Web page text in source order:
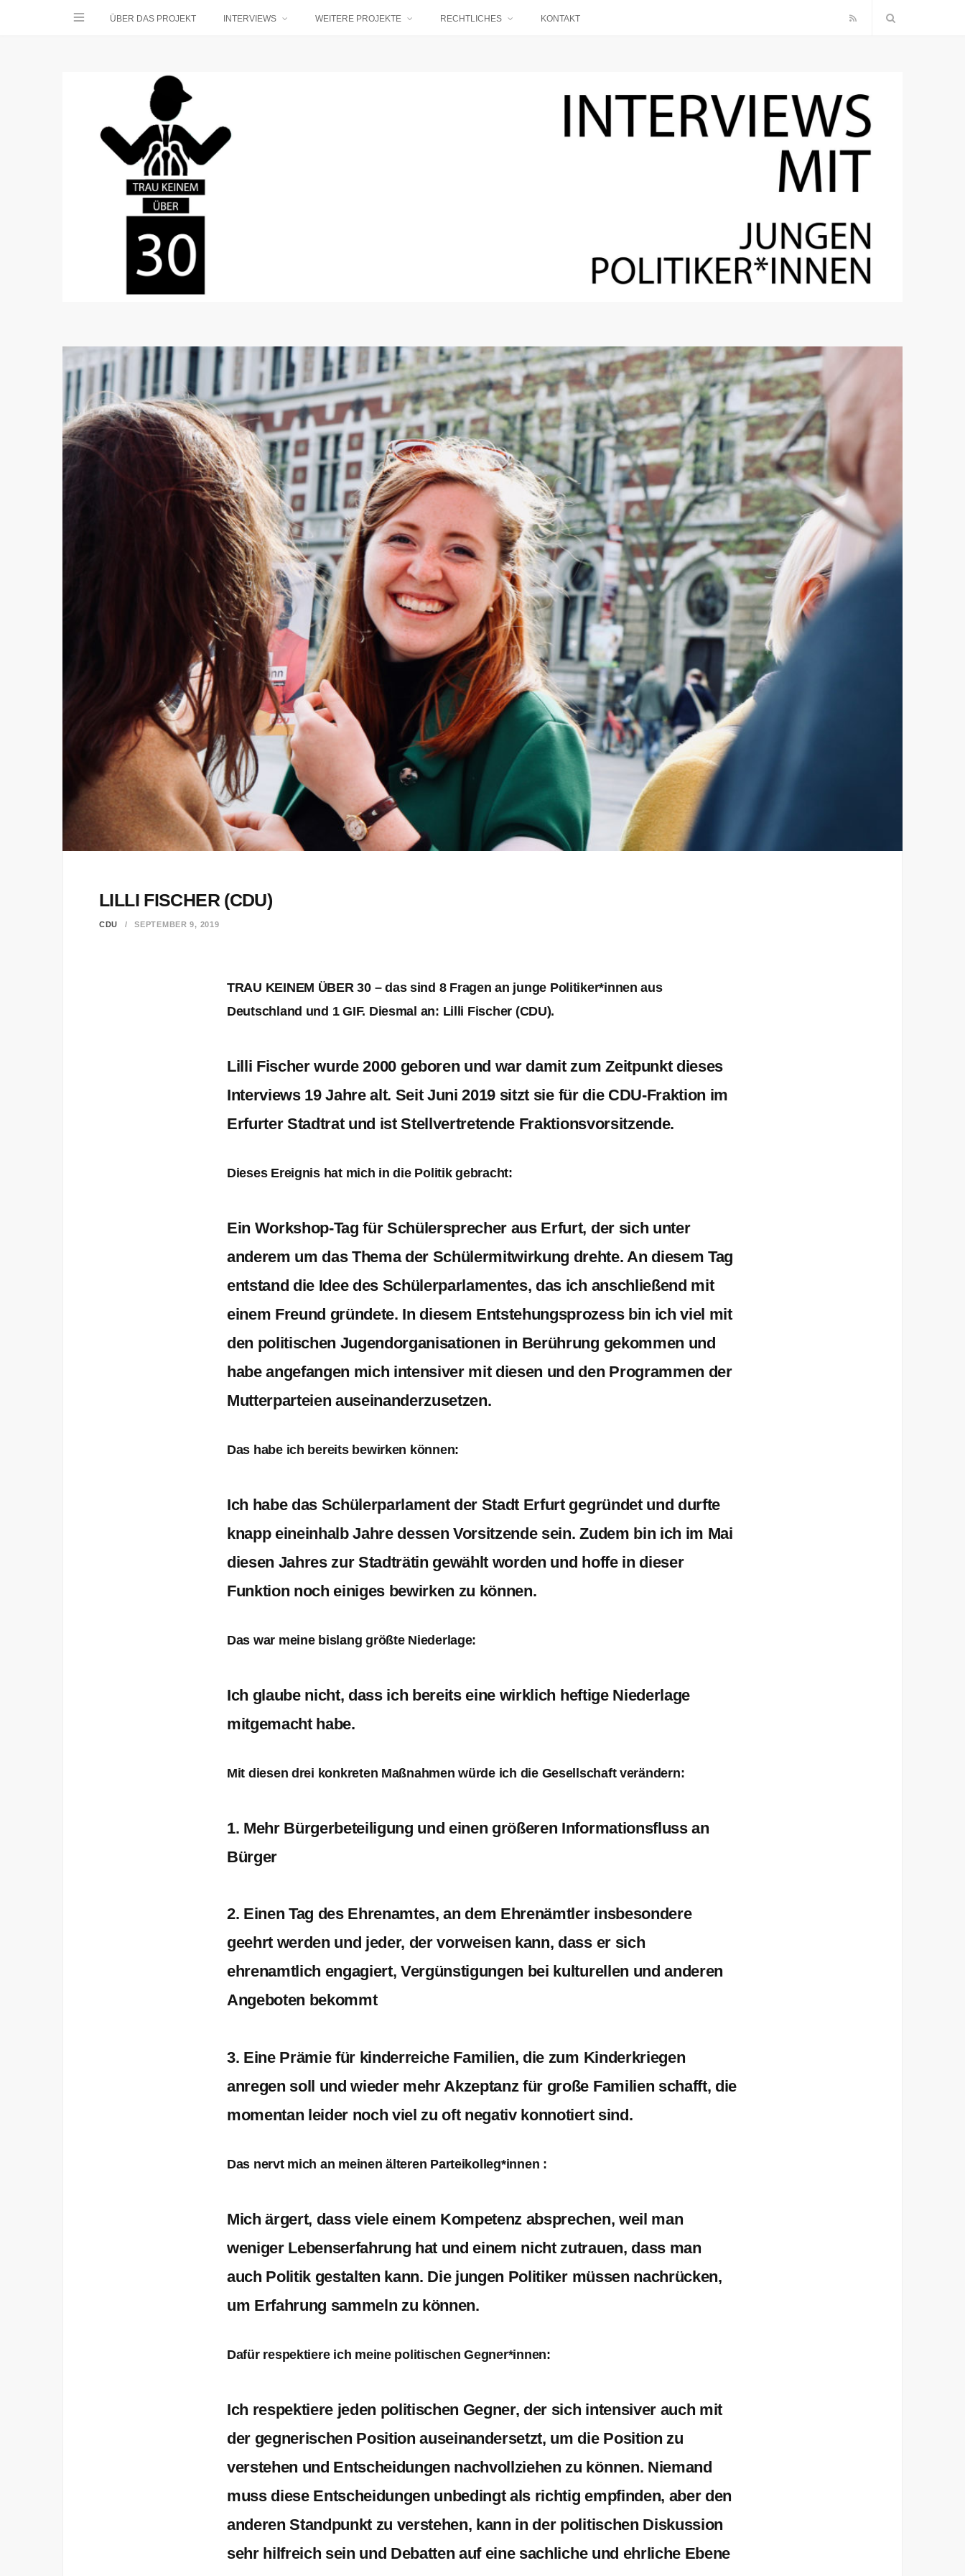
ÜBER DAS PROJEKT INTERVIEWS WEITERE PROJEKTE RECHTLICHES KONTAKT R
LILLI FISCHER (CDU)
CDU SEPTEMBER 9, 2019
TRAU KEINEM ÜBER 30 – das sind 8 Fragen an junge Politiker*innen aus
Deutschland und 1 GIF. Diesmal an: Lilli Fischer (CDU).
Lilli Fischer wurde 2000 geboren und war damit zum Zeitpunkt dieses
Interviews 19 Jahre alt. Seit Juni 2019 sitzt sie für die CDU-Fraktion im
Erfurter Stadtrat und ist Stellvertretende Fraktionsvorsitzende.
Dieses Ereignis hat mich in die Politik gebracht:
Ein Workshop-Tag für Schülersprecher aus Erfurt, der sich unter
anderem um das Thema der Schülermitwirkung drehte. An diesem Tag
entstand die Idee des Schülerparlamentes, das ich anschließend mit
einem Freund gründete. In diesem Entstehungsprozess bin ich viel mit
den politischen Jugendorganisationen in Berührung gekommen und
habe angefangen mich intensiver mit diesen und den Programmen der
Mutterparteien auseinanderzusetzen.
Das habe ich bereits bewirken können:
Ich habe das Schülerparlament der Stadt Erfurt gegründet und durfte
knapp eineinhalb Jahre dessen Vorsitzende sein. Zudem bin ich im Mai
diesen Jahres zur Stadträtin gewählt worden und hoffe in dieser
Funktion noch einiges bewirken zu können.
Das war meine bislang größte Niederlage:
Ich glaube nicht, dass ich bereits eine wirklich heftige Niederlage
mitgemacht habe.
Mit diesen drei konkreten Maßnahmen würde ich die Gesellschaft verändern:
1. Mehr Bürgerbeteiligung und einen größeren Informationsfluss an
Bürger
2. Einen Tag des Ehrenamtes, an dem Ehrenämtler insbesondere
geehrt werden und jeder, der vorweisen kann, dass er sich
ehrenamtlich engagiert, Vergünstigungen bei kulturellen und anderen
Angeboten bekommt
3. Eine Prämie für kinderreiche Familien, die zum Kinderkriegen
anregen soll und wieder mehr Akzeptanz für große Familien schafft, die
momentan leider noch viel zu oft negativ konnotiert sind.
Das nervt mich an meinen älteren Parteikolleg*innen :
Mich ärgert, dass viele einem Kompetenz absprechen, weil man
weniger Lebenserfahrung hat und einem nicht zutrauen, dass man
auch Politik gestalten kann. Die jungen Politiker müssen nachrücken,
um Erfahrung sammeln zu können.
Dafür respektiere ich meine politischen Gegner*innen:
Ich respektiere jeden politischen Gegner, der sich intensiver auch mit
der gegnerischen Position auseinandersetzt, um die Position zu
verstehen und Entscheidungen nachvollziehen zu können. Niemand
muss diese Entscheidungen unbedingt als richtig empfinden, aber den
anderen Standpunkt zu verstehen, kann in der politischen Diskussion
sehr hilfreich sein und Debatten auf eine sachliche und ehrliche Ebene